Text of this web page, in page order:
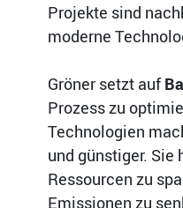
Projekte sind
moderne
Gröner setzt aufBa
Prozess zu
Technologien
und günstiger. Sie
Ressourcen zu
Emissionen zu